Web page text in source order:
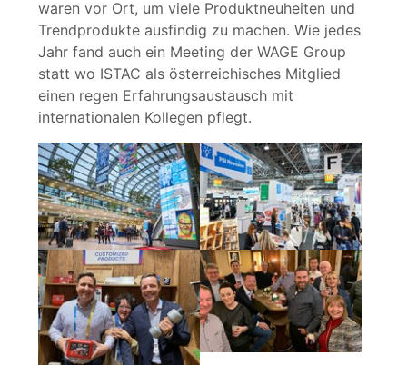
waren vor Ort, um viele Produktneuheiten und
Trendprodukte ausfindig zu machen. Wie jedes
Jahr fand auch ein Meeting der WAGE Group
statt wo ISTAC als österreichisches Mitglied
einen regen Erfahrungsaustausch mit
internationalen Kollegen pflegt.